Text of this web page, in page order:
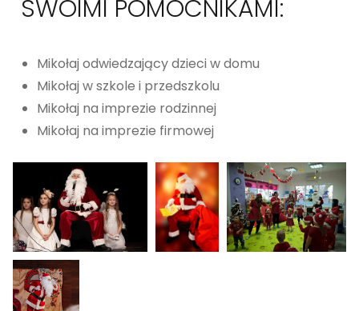
SWOIMI POMOCNIKAMI:
Mikołaj odwiedzający dzieci w domu
Mikołaj w szkole i przedszkolu
Mikołaj na imprezie rodzinnej
Mikołaj na imprezie firmowej